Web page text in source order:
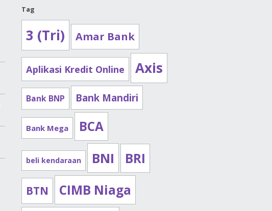
Tag
3 (Tri) Amar Bank
Aplikasi Kredit Online Axis
Bank BNP Bank Mandiri
Bank Mega BCA
beli kendaraan BNI BRI
BTN CIMB Niaga